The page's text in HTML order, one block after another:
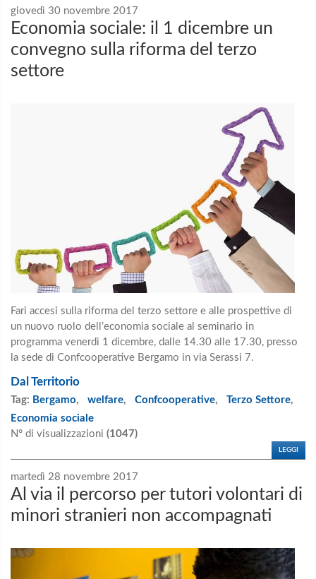
giovedì 30 novembre 2017
Economia sociale: il 1 dicembre un
convegno sulla riforma del terzo
settore
Fari accesi sulla riforma del terzo settore e alle prospettive di
un nuovo ruolo dell’economia sociale al seminario in
programma venerdì 1 dicembre, dalle 14.30 alle 17.30, presso
la sede di Confcooperative Bergamo in via Serassi 7.
Dal Territorio
Tag: Bergamo, welfare, Confcooperative, Terzo Settore,
Economia sociale
N° di visualizzazioni (1047)
LEGGI
martedì 28 novembre 2017
Al via il percorso per tutori volontari di
minori stranieri non accompagnati